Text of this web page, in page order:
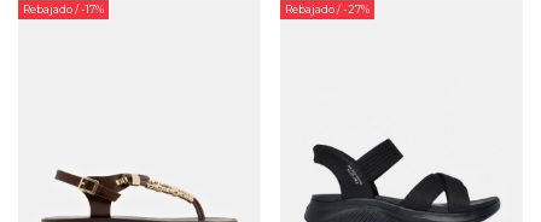
Rebajado/ -17% Rebajado/ -27%